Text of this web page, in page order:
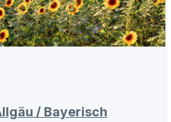
/ Bayerisch